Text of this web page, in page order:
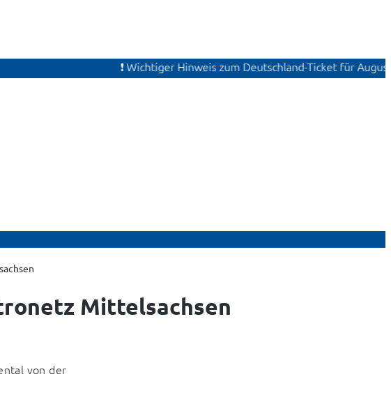
❗ Wichtiger Hinweis zum Deutschland-Ticket für August.
Mittelsachsen
von der